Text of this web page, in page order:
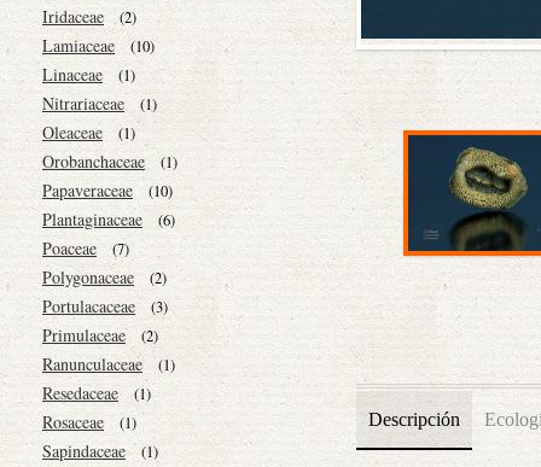
Iridaceae (2)
Lamiaceae (10)
Linaceae (1)
Nitrariaceae (1)
Oleaceae (1)
Orobanchaceae (1)
Papaveraceae (10)
Plantaginaceae (6)
Poaceae (7)
Polygonaceae (2)
Portulacaceae (3)
Primulaceae (2)
Ranunculaceae (1)
Resedaceae (1)
Rosaceae (1)
Sapindaceae (1)
Descripción